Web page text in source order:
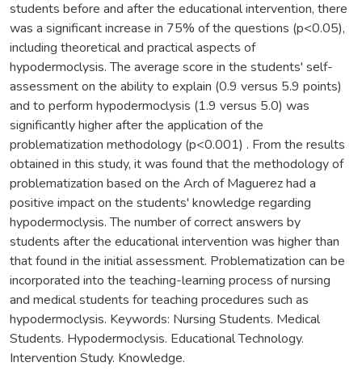
students before and after the educational intervention, there
was a significant increase in 75% of the questions (p<0.05),
including theoretical and practical aspects of
hypodermoclysis. The average score in the students' self-
assessment on the ability to explain (0.9 versus 5.9 points)
and to perform hypodermoclysis (1.9 versus 5.0) was
significantly higher after the application of the
problematization methodology (p<0.001) . From the results
obtained in this study, it was found that the methodology of
problematization based on the Arch of Maguerez had a
positive impact on the students' knowledge regarding
hypodermoclysis. The number of correct answers by
students after the educational intervention was higher than
that found in the initial assessment. Problematization can be
incorporated into the teaching-learning process of nursing
and medical students for teaching procedures such as
hypodermoclysis. Keywords: Nursing Students. Medical
Students. Hypodermoclysis. Educational Technology.
Intervention Study. Knowledge.